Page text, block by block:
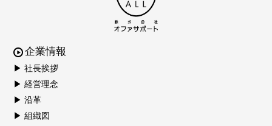
企業情報
▶ 社長挨拶
▶ 経営理念
▶ 沿革
▶ 組織図